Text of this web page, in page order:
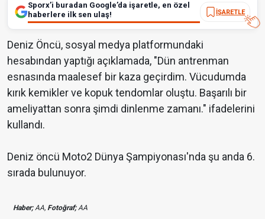
Sporx’i buradan Google’da işaretle, en özel
haberlere ilk sen ulaş!
İŞARETLE
Deniz Öncü, sosyal medya platformundaki
hesabından yaptığı açıklamada, "Dün antrenman
esnasında maalesef bir kaza geçirdim. Vücudumda
kırık kemikler ve kopuk tendomlar oluştu. Başarılı bir
ameliyattan sonra şimdi dinlenme zamanı." ifadelerini
kullandı.
Deniz öncü Moto2 Dünya Şampiyonası'nda şu anda 6.
sırada bulunuyor.
Haber;AA, Fotoğraf;AA